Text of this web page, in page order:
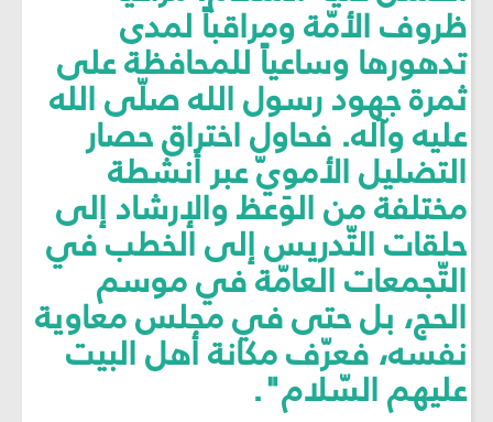
ظروف الأمّة ومراقباً لمدى
تدهورها وساعياً للمحافظة على
ثمرة جهود رسول الله صلّى الله
عليه وآله. فحاول اختراق حصار
التضليل الأمويّ عبر أنشطة
مختلفة من الوَعظ والإرشاد إلى
حلقات التّدريس إلى الخطب في
التّجمعات العامّة في موسم
الحج، بل حتى في مجلس معاوية
نفسه، فعرّف مكانة أهل البيت
عليهم السّلام".